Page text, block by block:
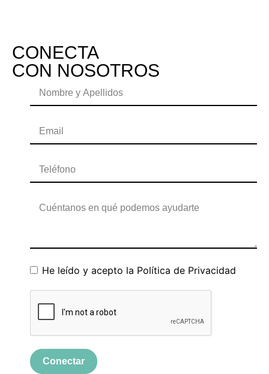
CONECTA
CON NOSOTROS
He leído y acepto la Política de Privacidad
Conectar